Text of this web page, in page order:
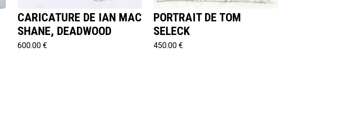
CARICATURE DE IAN MAC
SHANE, DEADWOOD
600.00 €
PORTRAIT DE TOM
SELECK
450.00 €